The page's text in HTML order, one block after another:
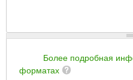
Более подробная
форматах